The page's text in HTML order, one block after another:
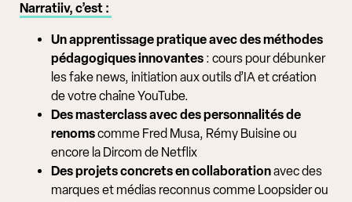
Narratiiv, c’est :
Un apprentissage pratique avec des méthodes
pédagogiques innovantes : cours pour débunker
les fake news, initiation aux outils d’IA et création
de votre chaîne YouTube.
Des masterclass avec des personnalités de
renomscomme Fred Musa, Rémy Buisine ou
encore la Dircom de Netflix
Des projets concrets en collaborationavec des
marques et médias reconnus comme Loopsider ou